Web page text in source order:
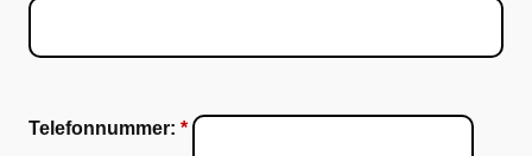
Telefonnummer: